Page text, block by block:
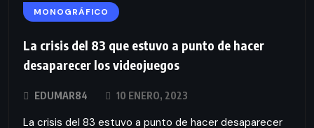
MONOGRÁFICO
La crisis del 83 que estuvo a punto de hacer
desaparecer los videojuegos
EDUMAR84 10 ENERO, 2023
La crisis del 83 estuvo a punto de hacer desaparecer